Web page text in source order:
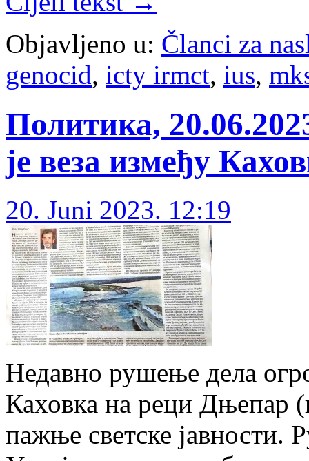
Objavljeno u: Članci za
genocid, icty irmct, ius,
Политика,
је веза између
20. Juni 2023. 12:19
Недавно рушење дела
Каховка на реци Дњепар
пажње светске јавности.